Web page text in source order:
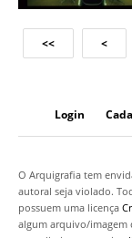
Login
O Arquigrafia tem
autoral seja violado.
possuem uma licença
algum arquivo/